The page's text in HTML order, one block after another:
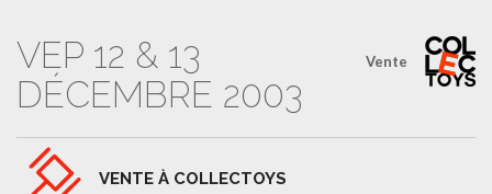
Vente
VEP 12 & 13
DÉCEMBRE 2003
VENTE À COLLECTOYS